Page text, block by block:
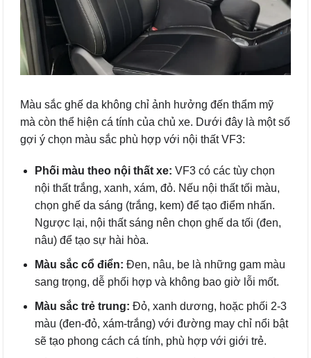
Màu sắc ghế da không chỉ ảnh hưởng đến thẩm mỹ
mà còn thể hiện cá tính của chủ xe. Dưới đây là một số
gợi ý chọn màu sắc phù hợp với nội thất VF3:
Phối màu theo nội thất xe: VF3 có các tùy chọn
nội thất trắng, xanh, xám, đỏ. Nếu nội thất tối màu,
chọn ghế da sáng (trắng, kem) để tạo điểm nhấn.
Ngược lại, nội thất sáng nên chọn ghế da tối (đen,
nâu) để tạo sự hài hòa.
Màu sắc cổ điển: Đen, nâu, be là những gam màu
sang trọng, dễ phối hợp và không bao giờ lỗi mốt.
Màu sắc trẻ trung: Đỏ, xanh dương, hoặc phối 2-3
màu (đen-đỏ, xám-trắng) với đường may chỉ nổi bật
sẽ tạo phong cách cá tính, phù hợp với giới trẻ.